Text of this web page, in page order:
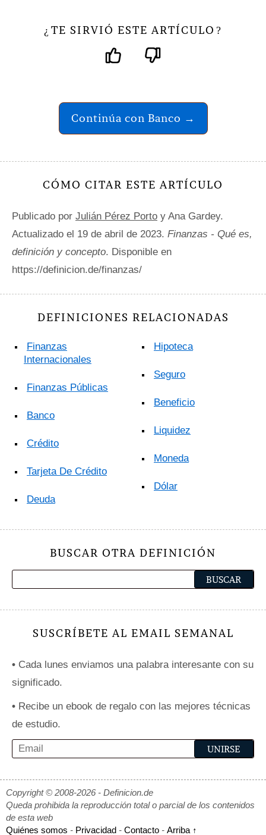
¿ TE SIRVIÓ ESTE ARTÍCULO ?
Continúa con Banco →
CÓMO CITAR ESTE ARTÍCULO
Publicado por Julián Pérez Porto y Ana Gardey.
Actualizado el 19 de abril de 2023. Finanzas - Qué es,
definición y concepto. Disponible en
https://definicion.de/finanzas/
DEFINICIONES RELACIONADAS
Finanzas
Internacionales
Finanzas Públicas
Banco
Crédito
Tarjeta De Crédito
Deuda
Hipoteca
Seguro
Beneficio
Liquidez
Moneda
Dólar
BUSCAR OTRA DEFINICIÓN
SUSCRÍBETE AL EMAIL SEMANAL
• Cada lunes enviamos una palabra interesante con su
significado.
• Recibe un ebook de regalo con las mejores técnicas
de estudio.
Copyright © 2008-2026 - Definicion.de
Queda prohibida la reproducción total o parcial de los contenidos
de esta web
Quiénes somos - Privacidad - Contacto - Arriba ↑